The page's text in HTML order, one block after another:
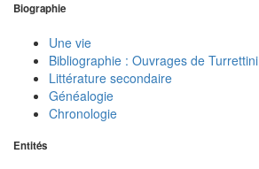
Biographie
Une vie
Bibliographie : Ouvrages de Turrettini
Littérature secondaire
Généalogie
Chronologie
Entités